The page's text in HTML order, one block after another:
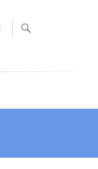
Pinterest